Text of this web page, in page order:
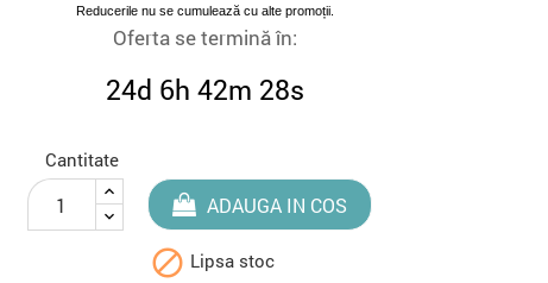
Reducerile nu se cumulează cu alte promoții.
Oferta se termină în:
24d 6h 42m 27s
Cantitate
ADAUGA IN COS
 Lipsa stoc